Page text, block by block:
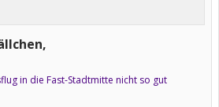
in die Fast-Stadtmitte nicht so gut